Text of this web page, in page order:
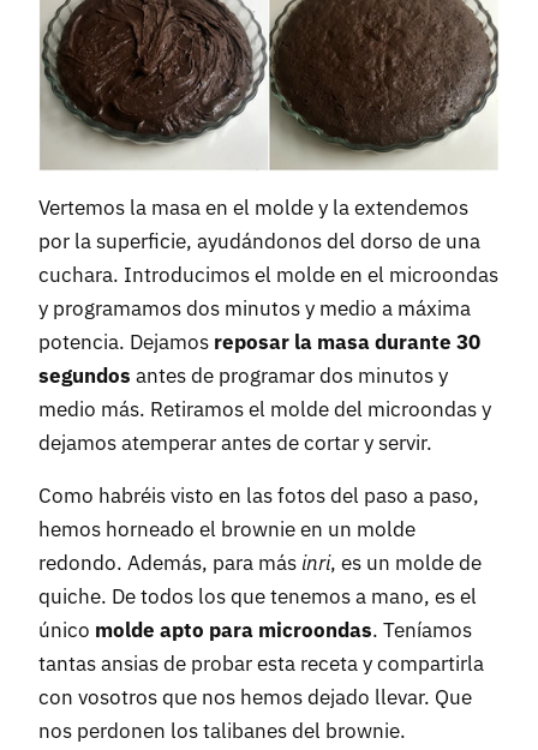
Vertemos la masa en el molde y la extendemos
por la superficie, ayudándonos del dorso de una
cuchara. Introducimos el molde en el microondas
y programamos dos minutos y medio a máxima
potencia. Dejamos reposar la masa durante 30
segundos antes de programar dos minutos y
medio más. Retiramos el molde del microondas y
dejamos atemperar antes de cortar y servir.
Como habréis visto en las fotos del paso a paso,
hemos horneado el brownie en un molde
redondo. Además, para más inri, es un molde de
quiche. De todos los que tenemos a mano, es el
único molde apto para microondas. Teníamos
tantas ansias de probar esta receta y compartirla
con vosotros que nos hemos dejado llevar. Que
nos perdonen los talibanes del brownie.